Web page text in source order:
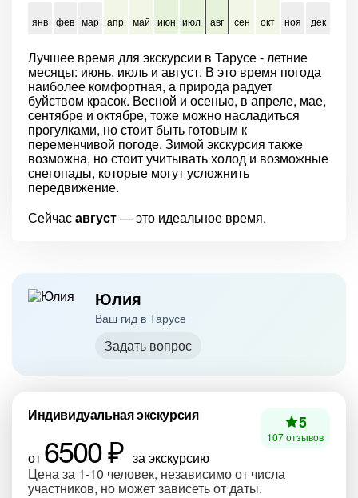
янв фев мар апр май июн июл авг сен окт ноя дек
Лучшее время для экскурсии в Тарусе - летние
месяцы: июнь, июль и август. В это время погода
наиболее комфортная, а природа радует
буйством красок. Весной и осенью, в апреле, мае,
сентябре и октябре, тоже можно насладиться
прогулками, но стоит быть готовым к
переменчивой погоде. Зимой экскурсия также
возможна, но стоит учитывать холод и возможные
снегопады, которые могут усложнить
передвижение.
Сейчасавгуст— это идеальное время.
Юлия
Ваш гид в Тарусе
Задать вопрос
Индивидуальная экскурсия
от 6500 ₽ за экскурсию
Цена за 1-10 человек, независимо от числа
участников, но может зависеть от даты.
5
107 отзывов